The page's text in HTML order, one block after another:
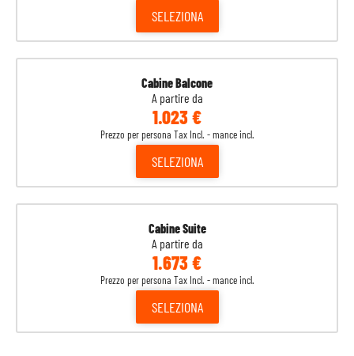
SELEZIONA
Cabine Balcone
A partire da
1.023 €
Prezzo per persona Tax Incl. - mance incl.
SELEZIONA
Cabine Suite
A partire da
1.673 €
Prezzo per persona Tax Incl. - mance incl.
SELEZIONA